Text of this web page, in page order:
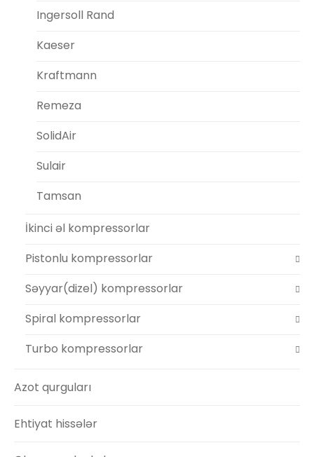
Ingersoll Rand
Kaeser
Kraftmann
Remeza
SolidAir
Sulair
Tamsan
İkinci əl kompressorlar
Pistonlu kompressorlar
Səyyar(dizel) kompressorlar
Spiral kompressorlar
Turbo kompressorlar
Azot qurguları
Ehtiyat hissələr